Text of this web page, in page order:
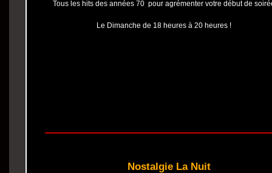
Tous les hits des années 70 pour agrémenter votre début de
Le Dimanche de 18 heures à 20 heures !
Nostalgie La Nuit